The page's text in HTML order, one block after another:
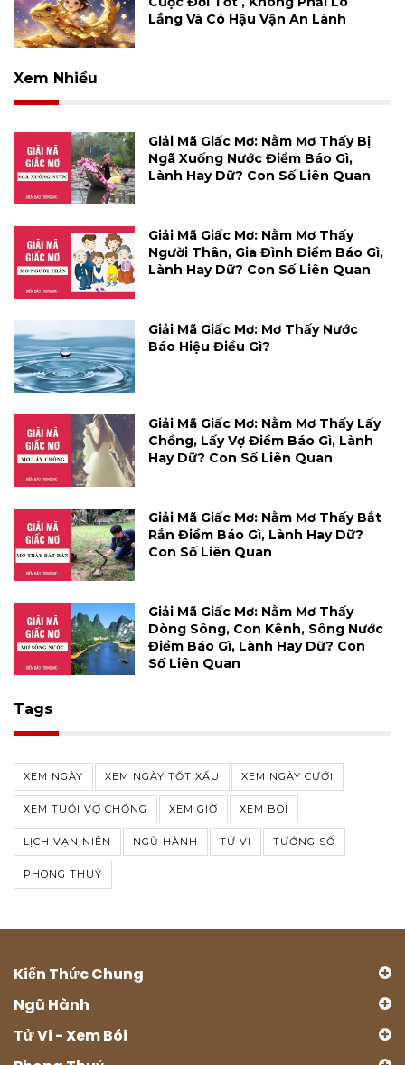
Lắng Và Có Hậu Vận An Lành
Xem Nhiều
Giải Mã Giấc Mơ: Nằm Mơ Thấy Bị
Ngã Xuống Nước Điềm Báo Gì,
Lành Hay Dữ? Con Số Liên Quan
Giải Mã Giấc Mơ: Nằm Mơ Thấy
Người Thân, Gia Đình Điềm Báo Gì,
Lành Hay Dữ? Con Số Liên Quan
Giải Mã Giấc Mơ: Mơ Thấy Nước
Báo Hiệu Điều Gì?
Giải Mã Giấc Mơ: Nằm Mơ Thấy Lấy
Chồng, Lấy Vợ Điềm Báo Gì, Lành
Hay Dữ? Con Số Liên Quan
Giải Mã Giấc Mơ: Nằm Mơ Thấy Bắt
Rắn Điềm Báo Gì, Lành Hay Dữ?
Con Số Liên Quan
Giải Mã Giấc Mơ: Nằm Mơ Thấy
Dòng Sông, Con Kênh, Sông Nước
Điềm Báo Gì, Lành Hay Dữ? Con
Số Liên Quan
Tags
XEM NGÀY XEM NGÀY TỐT XẤU XEM NGÀY CƯỚI
XEM TUỔI VỢ CHỒNG XEM GIỜ XEM BÓI
LỊCH VẠN NIÊN NGŨ HÀNH TỬ VI TƯỚNG SỐ
PHONG THUỶ
Kiến Thức Chung
Ngũ Hành
Tử Vi - Xem Bói